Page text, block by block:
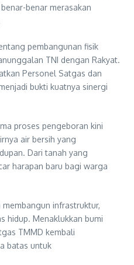
benar merasakan
pembangunan fisik
TNI dengan Rakyat.
Personel Satgas dan
bukti kuatnya sinergi
proses pengeboran kini
air bersih yang
Dari tanah yang
harapan baru bagi warga
infrastruktur,
hidup. Menaklukkan bumi
TMMD kembali
batas untuk